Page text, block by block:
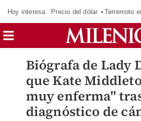
Hoy interesa: Precio del dólar Terremoto
Biógrafa de Lady
que Kate
muy enferma"
diagnóstico de